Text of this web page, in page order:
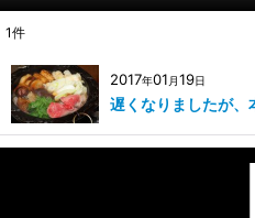
1件
2017年01 月19日
遅くなりましたが、